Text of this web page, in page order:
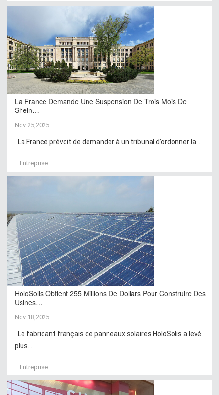
La France Demande Une Suspension De Trois Mois De
Shein…
Nov 25,2025
La France prévoit de demander à un tribunal d’ordonner la...
Entreprise
HoloSolis Obtient 255 Millions De Dollars Pour Construire Des
Usines…
Nov 18,2025
Le fabricant français de panneaux solaires HoloSolis a levé
plus...
Entreprise